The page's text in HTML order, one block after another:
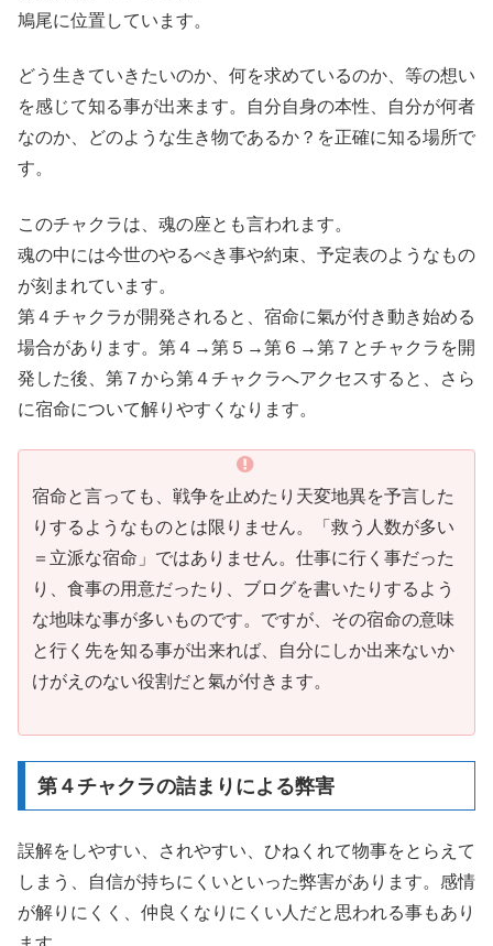
鳩尾に位置しています。
どう生きていきたいのか、何を求めているのか、等の想い
を感じて知る事が出来ます。自分自身の本性、自分が何者
なのか、どのような生き物であるか？を正確に知る場所で
す。
このチャクラは、魂の座とも言われます。
魂の中には今世のやるべき事や約束、予定表のようなもの
が刻まれています。
第４チャクラが開発されると、宿命に氣が付き動き始める
場合があります。第４→第５→第６→第７とチャクラを開
発した後、第７から第４チャクラへアクセスすると、さら
に宿命について解りやすくなります。
宿命と言っても、戦争を止めたり天変地異を予言した
りするようなものとは限りません。「救う人数が多い
＝立派な宿命」ではありません。仕事に行く事だった
り、食事の用意だったり、ブログを書いたりするよう
な地味な事が多いものです。ですが、その宿命の意味
と行く先を知る事が出来れば、自分にしか出来ないか
けがえのない役割だと氣が付きます。
第４チャクラの詰まりによる弊害
誤解をしやすい、されやすい、ひねくれて物事をとらえて
しまう、自信が持ちにくいといった弊害があります。感情
が解りにくく、仲良くなりにくい人だと思われる事もあり